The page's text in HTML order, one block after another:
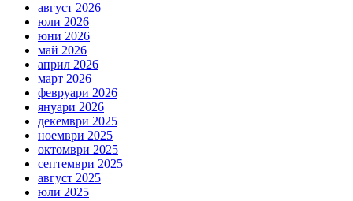
август 2026
юли 2026
юни 2026
май 2026
април 2026
март 2026
февруари 2026
януари 2026
декември 2025
ноември 2025
октомври 2025
септември 2025
август 2025
юли 2025